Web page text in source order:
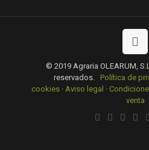
© 2019 Agraria OLEARUM,
reservados. Política de
cookies· Aviso legal ·
venta